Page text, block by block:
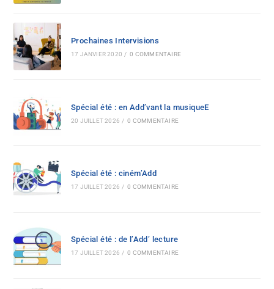
Prochaines Intervisions
17 JANVIER 2020 / 0 COMMENTAIRE
Spécial été : en Add’vant la musiqueE
20 JUILLET 2026 / 0 COMMENTAIRE
Spécial été : ciném’Add
17 JUILLET 2026 / 0 COMMENTAIRE
Spécial été : de l’Add’ lecture
17 JUILLET 2026 / 0 COMMENTAIRE